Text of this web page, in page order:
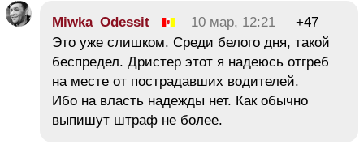
Miwka_Odessit 10 мар, 12:21
+47
Это уже слишком. Среди белого дня, такой
беспредел. Дристер этот я надеюсь отгреб
на месте от пострадавших водителей.
Ибо на власть надежды нет. Как обычно
выпишут штраф не более.